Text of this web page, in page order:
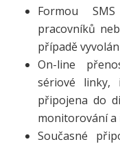
Formou
pracovníků
případě
On-line
sériové linky,
připojena do
monitorování a
Současné